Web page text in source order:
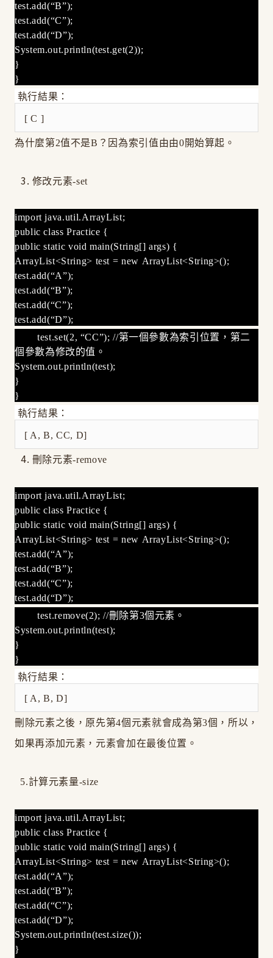
test.add(“B”);
test.add(“C”);
test.add(“D”);
System.out.println(test.get(2));
}
}
執行結果：
[ C ]
為什麼第2值不是B？因為索引值由由0開始算起。
修改元素-set
import java.util.ArrayList;
public class Practice {
public static void main(String[] args) {
ArrayList<String> test = new ArrayList<String>();
test.add(“A”);
test.add(“B”);
test.add(“C”);
test.add(“D”);
test.set(2, “CC”); //第一個參數為索引位置，第二
個參數為修改的值。
System.out.println(test);
}
}
執行結果：
[ A, B, CC, D]
刪除元素-remove
import java.util.ArrayList;
public class Practice {
public static void main(String[] args) {
ArrayList<String> test = new ArrayList<String>();
test.add(“A”);
test.add(“B”);
test.add(“C”);
test.add(“D”);
test.remove(2); //刪除第3個元素。
System.out.println(test);
}
}
執行結果：
[ A, B, D]
刪除元素之後，原先第4個元素就會成為第3個，所以，
如果再添加元素，元素會加在最後位置。
5.計算元素量-size
import java.util.ArrayList;
public class Practice {
public static void main(String[] args) {
ArrayList<String> test = new ArrayList<String>();
test.add(“A”);
test.add(“B”);
test.add(“C”);
test.add(“D”);
System.out.println(test.size());
}